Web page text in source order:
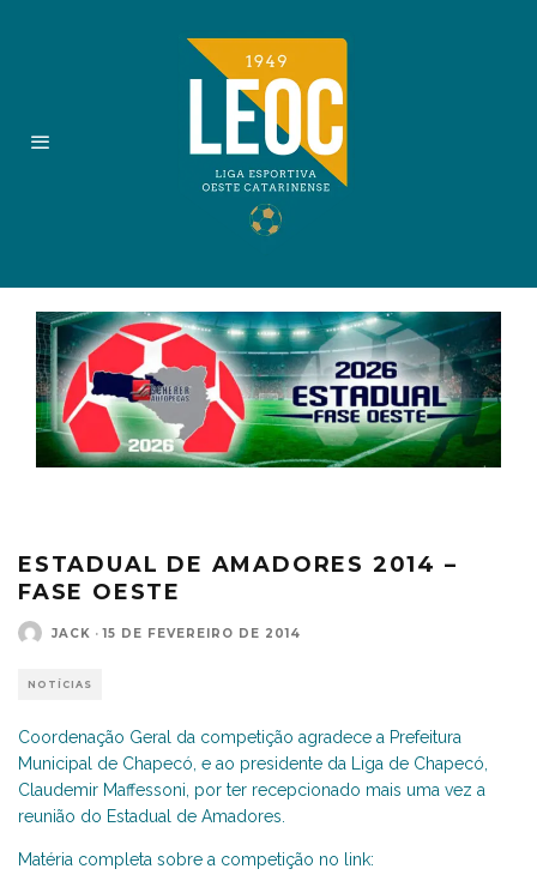
ESTADUAL DE AMADORES 2014 –
FASE OESTE
JACK · 15 DE FEVEREIRO DE 2014
NOTÍCIAS
Coordenação Geral da competição agradece a Prefeitura
Municipal de Chapecó, e ao presidente da Liga de Chapecó,
Claudemir Maffessoni, por ter recepcionado mais uma vez a
reunião do Estadual de Amadores.
Matéria completa sobre a competição no link: